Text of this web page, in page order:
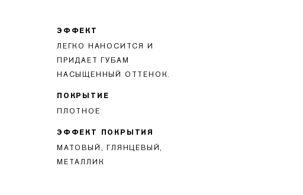
ЭФФЕКТ
ЛЕГКО НАНОСИТСЯ И
ПРИДАЕТ ГУБАМ
НАСЫЩЕННЫЙ ОТТЕНОК.
ПОКРЫТИЕ
ПЛОТНОЕ
ЭФФЕКТ ПОКРЫТИЯ
МАТОВЫЙ, ГЛЯНЦЕВЫЙ,
МЕТАЛЛИК